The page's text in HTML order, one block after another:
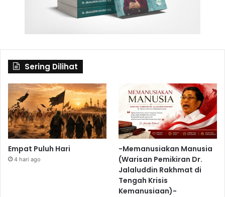
Sering Dilihat
Empat Puluh Hari
4 hari ago
-Memanusiakan Manusia
(Warisan Pemikiran Dr.
Jalaluddin Rakhmat di
Tengah Krisis
Kemanusiaan)-